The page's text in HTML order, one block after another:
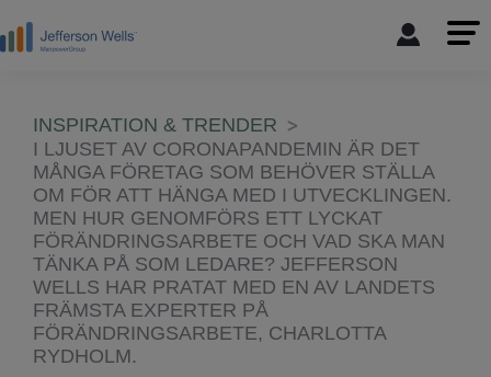
INSPIRATION & TRENDER
I LJUSET AV CORONAPANDEMIN ÄR DET
MÅNGA FÖRETAG SOM BEHÖVER STÄLLA
OM FÖR ATT HÄNGA MED I UTVECKLINGEN.
MEN HUR GENOMFÖRS ETT LYCKAT
FÖRÄNDRINGSARBETE OCH VAD SKA MAN
TÄNKA PÅ SOM LEDARE? JEFFERSON
WELLS HAR PRATAT MED EN AV LANDETS
FRÄMSTA EXPERTER PÅ
FÖRÄNDRINGSARBETE, CHARLOTTA
RYDHOLM.